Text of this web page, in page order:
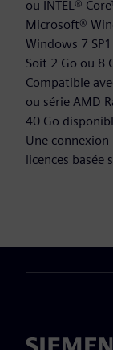
ou INTEL®
Microsoft®
Windows 7
Soit 2 Go ou 8
Compatible
ou série AMD
40 Go
Une
licences basée